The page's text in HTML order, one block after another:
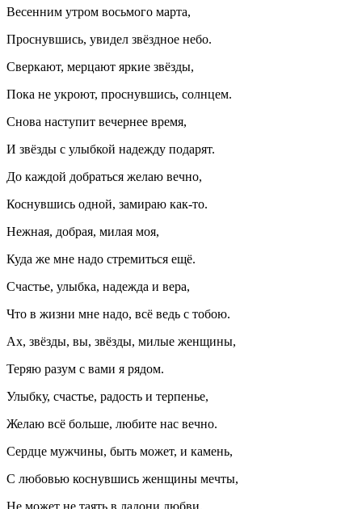
Весенним утром восьмого марта,
Проснувшись, увидел звёздное небо.
Сверкают, мерцают яркие звёзды,
Пока не укроют, проснувшись, солнцем.
Снова наступит вечернее время,
И звёзды с улыбкой надежду подарят.
До каждой добраться желаю вечно,
Коснувшись одной, замираю как-то.
Нежная, добрая, милая моя,
Куда же мне надо стремиться ещё.
Счастье, улыбка, надежда и вера,
Что в жизни мне надо, всё ведь с тобою.
Ах, звёзды, вы, звёзды, милые женщины,
Теряю разум с вами я рядом.
Улыбку, счастье, радость и терпенье,
Желаю всё больше, любите нас вечно.
Сердце мужчины, быть может, и камень,
С любовью коснувшись женщины мечты,